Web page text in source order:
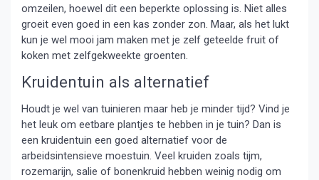
omzeilen, hoewel dit een beperkte oplossing is. Niet alles
groeit even goed in een kas zonder zon. Maar, als het lukt
kun je wel mooi jam maken met je zelf geteelde fruit of
koken met zelfgekweekte groenten.
Kruidentuin als alternatief
Houdt je wel van tuinieren maar heb je minder tijd? Vind je
het leuk om eetbare plantjes te hebben in je tuin? Dan is
een kruidentuin een goed alternatief voor de
arbeidsintensieve moestuin. Veel kruiden zoals tijm,
rozemarijn, salie of bonenkruid hebben weinig nodig om